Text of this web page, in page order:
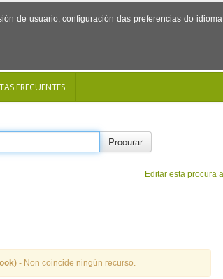
de usuario, configuración das preferencias do
FRECUENTES
Procurar
Editar esta procura
- Non coincide ningún recurso.